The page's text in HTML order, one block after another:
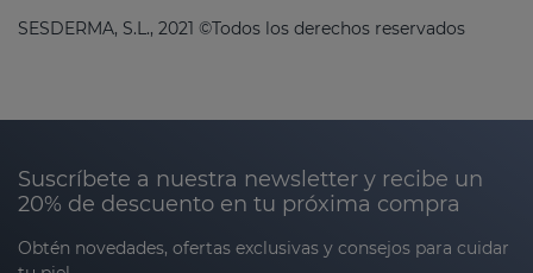
SESDERMA, S.L., 2021 ©Todos los derechos reservados
Suscríbete a nuestra newsletter y recibe un
20% de descuento en tu próxima compra
Obtén novedades, ofertas exclusivas y consejos para cuidar